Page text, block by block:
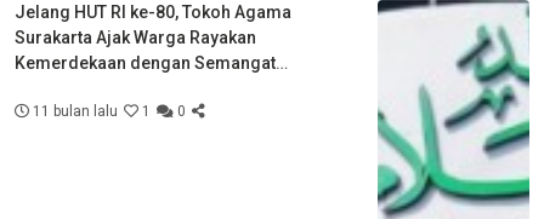
Jelang HUT RI ke-80, Tokoh Agama
Surakarta Ajak Warga Rayakan
Kemerdekaan dengan Semangat
11 bulan lalu 1 0